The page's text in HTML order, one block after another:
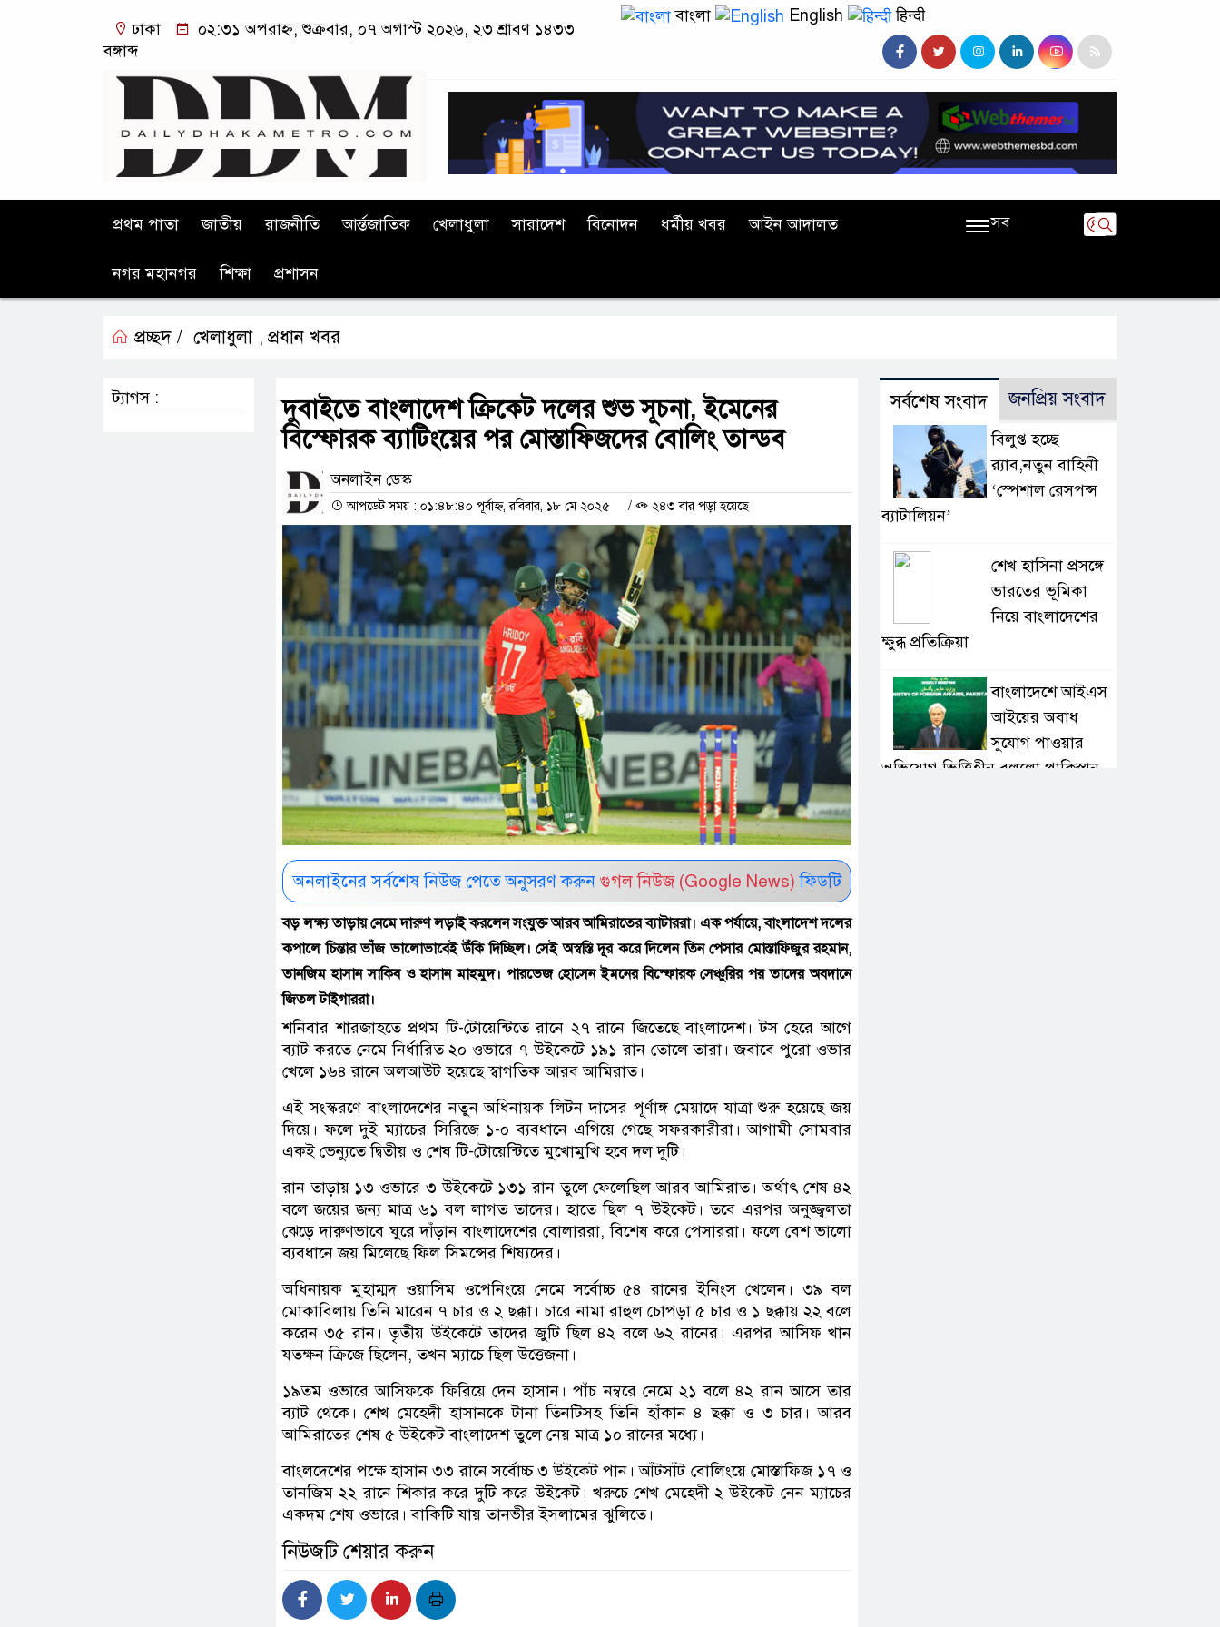
ঢাকা
০২:৩১ অপরাহ্ন, শুক্রবার, ০৭ অগাস্ট ২০২৬, ২৩ শ্রাবণ ১৪৩৩
বঙ্গাব্দ
বাংলা English हिन्दी
প্রথম পাতা জাতীয় রাজনীতি আর্ন্তজাতিক খেলাধুলা সারাদেশ বিনোদন ধর্মীয় খবর আইন আদালত
নগর মহানগর শিক্ষা প্রশাসন
সব
প্রচ্ছদ / খেলাধুলা , প্রধান খবর
দুবাইতে বাংলাদেশ ক্রিকেট দলের শুভ সূচনা, ইমেনের
বিস্ফোরক ব্যাটিংয়ের পর মোস্তাফিজদের বোলিং তান্ডব
অনলাইন ডেস্ক
আপডেট সময় : ০১:৪৮:৪০ পূর্বাহ্ন, রবিবার, ১৮ মে ২০২৫ / ২৪৩ বার পড়া হয়েছে
অনলাইনের সর্বশেষ নিউজ পেতে অনুসরণ করুন গুগল নিউজ (Google News) ফিডটি
বড় লক্ষ্য তাড়ায় নেমে দারুণ লড়াই করলেন সংযুক্ত আরব আমিরাতের ব্যাটাররা। এক পর্যায়ে, বাংলাদেশ দলের
কপালে চিন্তার ভাঁজ ভালোভাবেই উঁকি দিচ্ছিল। সেই অস্বস্তি দূর করে দিলেন তিন পেসার মোস্তাফিজুর রহমান,
তানজিম হাসান সাকিব ও হাসান মাহমুদ। পারভেজ হোসেন ইমনের বিস্ফোরক সেঞ্চুরির পর তাদের অবদানে
জিতল টাইগাররা।
শনিবার শারজাহতে প্রথম টি-টোয়েন্টিতে রানে ২৭ রানে জিতেছে বাংলাদেশ। টস হেরে আগে
ব্যাট করতে নেমে নির্ধারিত ২০ ওভারে ৭ উইকেটে ১৯১ রান তোলে তারা। জবাবে পুরো ওভার
খেলে ১৬৪ রানে অলআউট হয়েছে স্বাগতিক আরব আমিরাত।
এই সংস্করণে বাংলাদেশের নতুন অধিনায়ক লিটন দাসের পূর্ণাঙ্গ মেয়াদে যাত্রা শুরু হয়েছে জয়
দিয়ে। ফলে দুই ম্যাচের সিরিজে ১-০ ব্যবধানে এগিয়ে গেছে সফরকারীরা। আগামী সোমবার
একই ভেন্যুতে দ্বিতীয় ও শেষ টি-টোয়েন্টিতে মুখোমুখি হবে দল দুটি।
রান তাড়ায় ১৩ ওভারে ৩ উইকেটে ১৩১ রান তুলে ফেলেছিল আরব আমিরাত। অর্থাৎ শেষ ৪২
বলে জয়ের জন্য মাত্র ৬১ বল লাগত তাদের। হাতে ছিল ৭ উইকেট। তবে এরপর অনুজ্জ্বলতা
ঝেড়ে দারুণভাবে ঘুরে দাঁড়ান বাংলাদেশের বোলাররা, বিশেষ করে পেসাররা। ফলে বেশ ভালো
ব্যবধানে জয় মিলেছে ফিল সিমন্সের শিষ্যদের।
অধিনায়ক মুহাম্মদ ওয়াসিম ওপেনিংয়ে নেমে সর্বোচ্চ ৫৪ রানের ইনিংস খেলেন। ৩৯ বল
মোকাবিলায় তিনি মারেন ৭ চার ও ২ ছক্কা। চারে নামা রাহুল চোপড়া ৫ চার ও ১ ছক্কায় ২২ বলে
করেন ৩৫ রান। তৃতীয় উইকেটে তাদের জুটি ছিল ৪২ বলে ৬২ রানের। এরপর আসিফ খান
যতক্ষন ক্রিজে ছিলেন, তখন ম্যাচে ছিল উত্তেজনা।
১৯তম ওভারে আসিফকে ফিরিয়ে দেন হাসান। পাঁচ নম্বরে নেমে ২১ বলে ৪২ রান আসে তার
ব্যাট থেকে। শেখ মেহেদী হাসানকে টানা তিনটিসহ তিনি হাঁকান ৪ ছক্কা ও ৩ চার। আরব
আমিরাতের শেষ ৫ উইকেট বাংলাদেশ তুলে নেয় মাত্র ১০ রানের মধ্যে।
বাংলদেশের পক্ষে হাসান ৩৩ রানে সর্বোচ্চ ৩ উইকেট পান। আঁটসাঁট বোলিংয়ে মোস্তাফিজ ১৭ ও
তানজিম ২২ রানে শিকার করে দুটি করে উইকেট। খরুচে শেখ মেহেদী ২ উইকেট নেন ম্যাচের
একদম শেষ ওভারে। বাকিটি যায় তানভীর ইসলামের ঝুলিতে।
নিউজটি শেয়ার করুন
ট্যাগস : সর্বশেষ সংবাদ জনপ্রিয় সংবাদ
বিলুপ্ত হচ্ছে
র‍্যাব,নতুন বাহিনী
‘স্পেশাল রেসপন্স
ব্যাটালিয়ন’
শেখ হাসিনা প্রসঙ্গে
ভারতের ভূমিকা
নিয়ে বাংলাদেশের
ক্ষুব্ধ প্রতিক্রিয়া
বাংলাদেশে আইএস
আইয়ের অবাধ
সুযোগ পাওয়ার
অভিযোগ ভিত্তিহীন বললো পাকিস্তান